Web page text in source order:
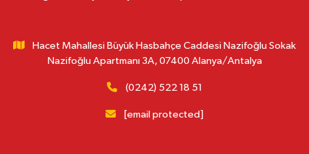
Hacet Mahallesi Büyük Hasbahçe Caddesi Nazifoğlu Sokak
Nazifoğlu Apartmanı 3A, 07400 Alanya/Antalya
(0242) 522 18 51
[email protected]